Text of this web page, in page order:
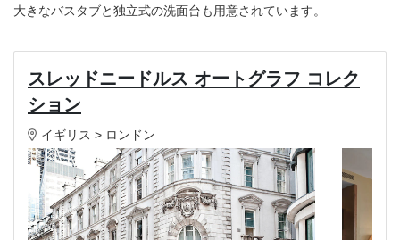
大きなバスタブと独立式の洗面台も用意されています。
スレッドニードルス オートグラフ コレク
ション
イギリス > ロンドン